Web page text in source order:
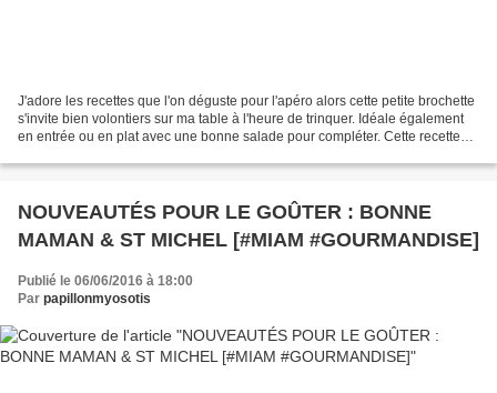
J'adore les recettes que l'on déguste pour l'apéro alors cette petite brochette
s'invite bien volontiers sur ma table à l'heure de trinquer. Idéale également
en entrée ou en plat avec une bonne salade pour compléter. Cette recette
NOUVEAUTÉS POUR LE GOÛTER : BONNE
MAMAN & ST MICHEL [#MIAM #GOURMANDISE]
Publié le 06/06/2016 à 18:00
Par papillonmyosotis